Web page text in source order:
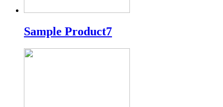
Sample Product7